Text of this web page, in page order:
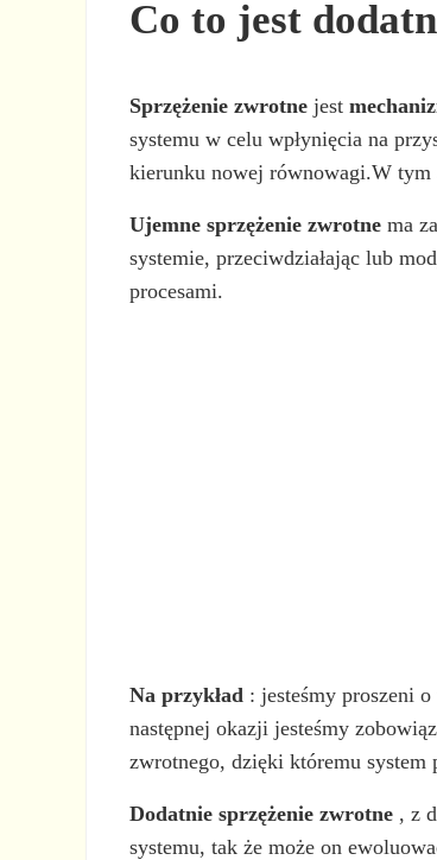
Co to jest
Sprzężenie zwrotne jest
systemu w celu wpłynięcia na
kierunku nowej równowagi.W
Ujemne sprzężenie zwrotne ma
systemie, przeciwdziałając lub
procesami.
Na przykład : jesteśmy proszeni
następnej okazji jesteśmy
zwrotnego, dzięki któremu system
Dodatnie sprzężenie zwrotne , z
systemu, tak że może on